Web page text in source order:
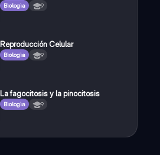
Biologia 9
Reproducción Celular
Biologia 9
La fagocitosis y la pinocitosis
Biologia 9